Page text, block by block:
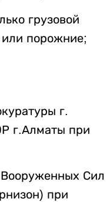
грузовой
или порожние;
г.
г.Алматы при
Сил
при